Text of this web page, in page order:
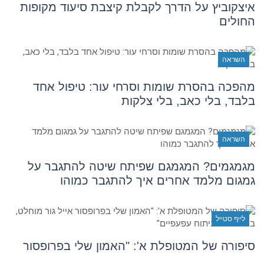
איצקוביץ על הדרך לקבלת קיצבת סיעוד מקופות
החולים
השראה
מהפכה בהסרת שומות וסרחי עור: טיפול אחד
בלבד, בלי כאב, בלי צלקות
השראה
מגמגמים? המגמגם שפיתח שיטה להתגבר על
גמגום מלמד אחרים איך להתגבר כמוהו
לייף סטייל
סיפורה של המטופלת א': "האמון שלי בפרופסור